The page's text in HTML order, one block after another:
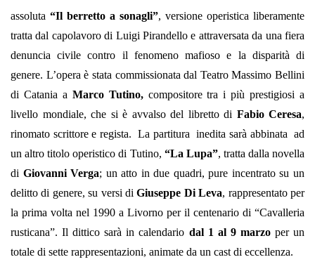
assoluta “Il berretto a sonagli”, versione operistica liberamente
tratta dal capolavoro di Luigi Pirandello e attraversata da una fiera
denuncia civile contro il fenomeno mafioso e la disparità di
genere. L’opera è stata commissionata dal Teatro Massimo Bellini
di Catania a Marco Tutino,compositore tra i più prestigiosi a
livello mondiale, che si è avvalso del libretto di Fabio Ceresa,
rinomato scrittore e regista. La partitura inedita sarà abbinata ad
un altro titolo operistico di Tutino, “La Lupa”, tratta dalla novella
di Giovanni Verga; un atto in due quadri, pure incentrato su un
delitto di genere, su versi diGiuseppe Di Leva, rappresentato per
la prima volta nel 1990 a Livorno per il centenario di “Cavalleria
rusticana”. Il dittico sarà in calendario dal 1 al 9 marzo per un
totale di sette rappresentazioni, animate da un cast di eccellenza.